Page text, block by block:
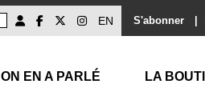
S'abonner
EN
ON EN A PARLÉ LA